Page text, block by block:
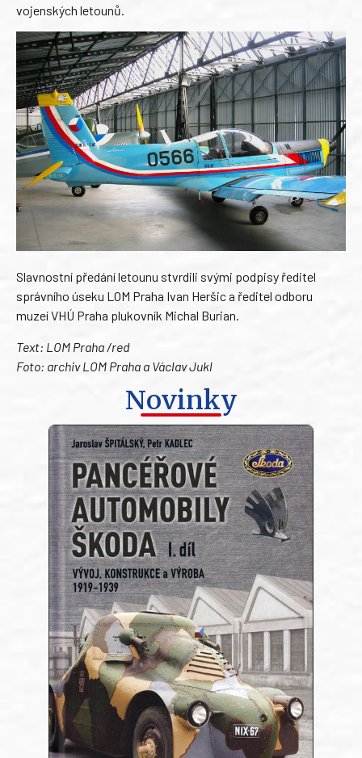
vojenských letounů.
Slavnostní předání letounu stvrdili svými podpisy ředitel
správního úseku LOM Praha Ivan Heršic a ředitel odboru
muzeí VHÚ Praha plukovník Michal Burian.
Text: LOM Praha /red
Foto: archiv LOM Praha a Václav Jukl
Novinky